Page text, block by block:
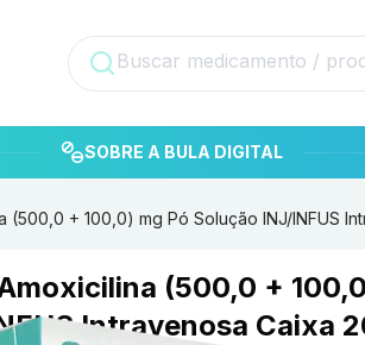
SOBRE A BULA DIGITAL
(500,0 + 100,0) mg Pó Solução INJ/INFUS
(500,0 +
Intravenosa Caixa